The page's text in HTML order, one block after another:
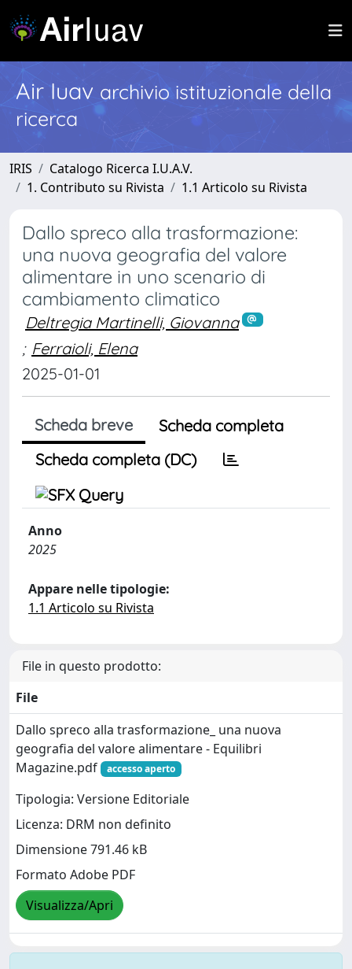
Air Iuav archivio istituzionale della
ricerca
IRIS
Catalogo Ricerca I.U.A.V.
1. Contributo su Rivista
1.1 Articolo su Rivista
Dallo spreco alla trasformazione:
una nuova geografia del valore
alimentare in uno scenario di
cambiamento climatico
Deltregia Martinelli, Giovanna
; Ferraioli, Elena
2025-01-01
Scheda breve
Scheda completa
Scheda completa (DC)
Anno
2025
Appare nelle tipologie:
1.1 Articolo su Rivista
File in questo prodotto:
File
Dallo spreco alla trasformazione_ una nuova
geografia del valore alimentare - Equilibri
Magazine.pdf
accesso aperto
Tipologia: Versione Editoriale
Licenza: DRM non definito
Dimensione 791.46 kB
Formato Adobe PDF
Visualizza/Apri